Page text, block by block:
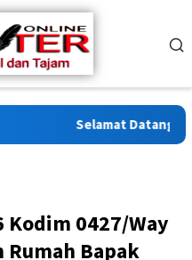
Selamat Datang di
Kodim 0427/Way
Rumah Bapak